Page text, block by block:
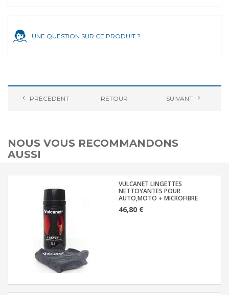
UNE QUESTION SUR CE PRODUIT ?
PRÉCÉDENT RETOUR SUIVANT
NOUS VOUS RECOMMANDONS
AUSSI
VULCANET LINGETTES
NETTOYANTES POUR
AUTO,MOTO + MICROFIBRE
46,80 €